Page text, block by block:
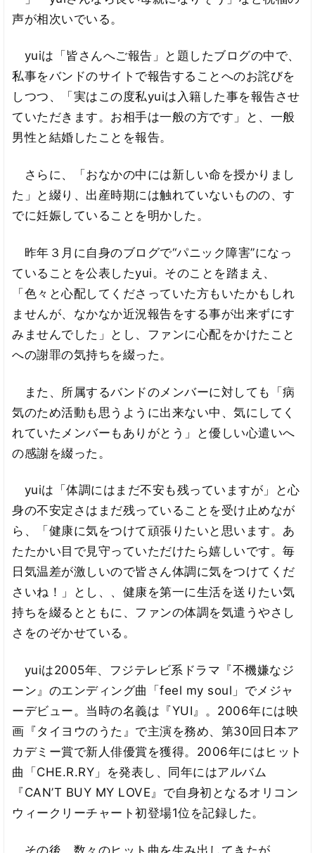
声が相次いでいる。
yuiは「皆さんへご報告」と題したブログの中で、
私事をバンドのサイトで報告することへのお詫びを
しつつ、「実はこの度私yuiは入籍した事を報告させ
ていただきます。お相手は一般の方です」と、一般
男性と結婚したことを報告。
さらに、「おなかの中には新しい命を授かりまし
た」と綴り、出産時期には触れていないものの、す
でに妊娠していることを明かした。
昨年３月に自身のブログで“パニック障害”になっ
ていることを公表したyui。そのことを踏まえ、
「色々と心配してくださっていた方もいたかもしれ
ませんが、なかなか近況報告をする事が出来ずにす
みませんでした」とし、ファンに心配をかけたこと
への謝罪の気持ちを綴った。
また、所属するバンドのメンバーに対しても「病
気のため活動も思うように出来ない中、気にしてく
れていたメンバーもありがとう」と優しい心遣いへ
の感謝を綴った。
yuiは「体調にはまだ不安も残っていますが」と心
身の不安定さはまだ残っていることを受け止めなが
ら、「健康に気をつけて頑張りたいと思います。あ
たたかい目で見守っていただけたら嬉しいです。毎
日気温差が激しいので皆さん体調に気をつけてくだ
さいね！」とし、、健康を第一に生活を送りたい気
持ちを綴るとともに、ファンの体調を気遣うやさし
さをのぞかせている。
yuiは2005年、フジテレビ系ドラマ『不機嫌なジ
ーン』のエンディング曲「feel my soul」でメジャ
ーデビュー。当時の名義は『YUI』。2006年には映
画『タイヨウのうた』で主演を務め、第30回日本ア
カデミー賞で新人俳優賞を獲得。2006年にはヒット
曲「CHE.R.RY」を発表し、同年にはアルバム
『CAN’T BUY MY LOVE』で自身初となるオリコン
ウィークリーチャート初登場1位を記録した。
その後、数々のヒット曲を生み出してきたが、